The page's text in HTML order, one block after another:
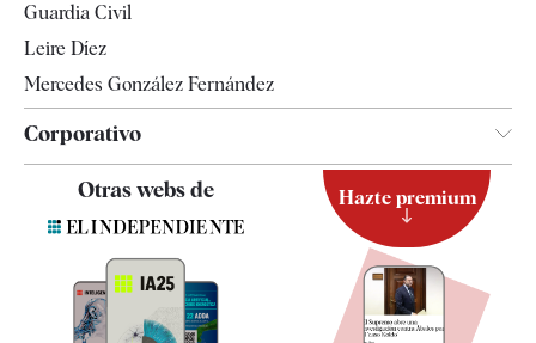
Guardia Civil
Leire Díez
Mercedes González Fernández
Corporativo
Contacto
Quiénes somos
Otras webs de Hazte premium